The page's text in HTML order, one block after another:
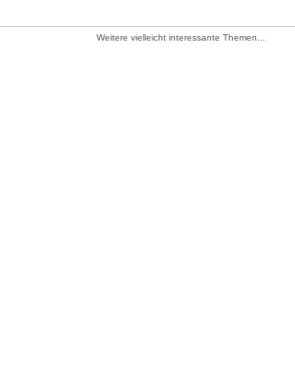
Weitere vielleicht interessante Themen...